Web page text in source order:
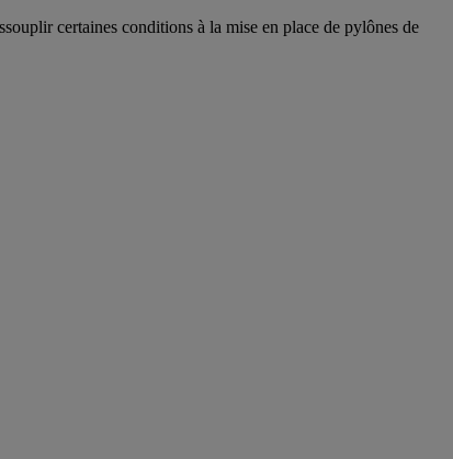
certaines conditions à la mise en place de pylônes de